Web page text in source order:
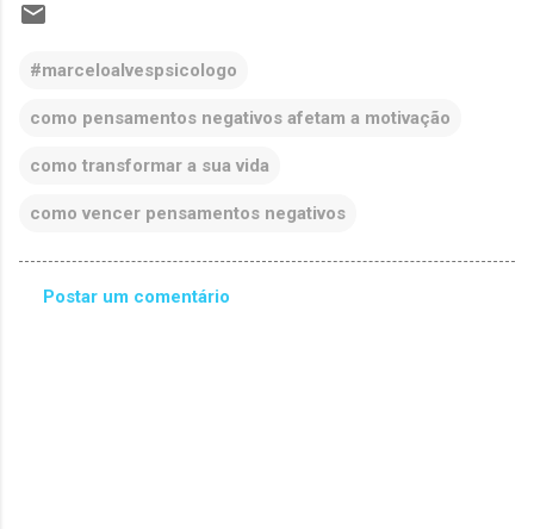
#marceloalvespsicologo
como pensamentos negativos afetam a motivação
como transformar a sua vida
como vencer pensamentos negativos
Postar um comentário